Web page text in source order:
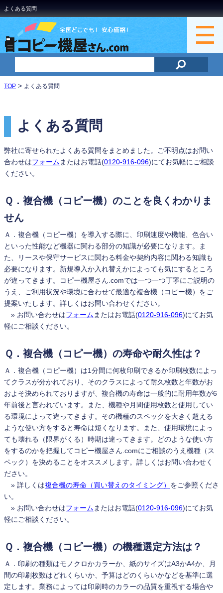
よくある質問
TOP > よくある質問
よくある質問
弊社に寄せられたよくある質問をまとめました。ご不明点はお問い
合わせはフォーム またはお電話(0120-916-096)にてお気軽にご相談
ください。
Ｑ．複合機（コピー機）のことを良くわかりま
せん
Ａ．複合機（コピー機）を導入する際に、印刷速度や機能、色合い
といった性能など機器に関わる部分の知識が必要になります。ま
た、リースや保守サービスに関わる料金や契約内容に関わる知識も
必要になります。新規導入か入れ替えかによっても気にするところ
が違ってきます。コピー機屋さん.comでは一つ一つ丁寧にご説明の
うえ、ご利用状況や環境に合わせて最適な複合機（コピー機）をご
提案いたします。詳しくはお問い合わせください。
» お問い合わせはフォーム またはお電話(0120-916-096)にてお気
軽にご相談ください。
Ｑ．複合機（コピー機）の寿命や耐久性は？
Ａ．複合機（コピー機）は1分間に何枚印刷できるか印刷枚数によっ
てクラスが分かれており、そのクラスによって耐久枚数と年数がお
およそ決められておりますが、複合機の寿命は一般的に耐用年数が6
年前後と言われています。また、機種や月間使用枚数と使用してい
る環境によって違ってきます。その機種のスペックを大きく超える
ような使い方をすると寿命は短くなります。また、使用環境によっ
ても壊れる（限界がくる）時期は違ってきます。どのような使い方
をするのかを把握してコピー機屋さん.comにご相談のうえ機種（ス
ペック）を決めることをオススメします。詳しくはお問い合わせく
ださい。
» 詳しくは複合機の寿命（買い替えのタイミング） をご参照くださ
い。
» お問い合わせはフォーム またはお電話(0120-916-096)にてお気
軽にご相談ください。
Ｑ．複合機（コピー機）の機種選定方法は？
Ａ．印刷の種類はモノクロかカラーか、紙のサイズはA3かA4か、月
間の印刷枚数はどれくらいか、予算はどのくらいかなどを基準に選
定します。業務によっては印刷時のカラーの品質を重視する場合や